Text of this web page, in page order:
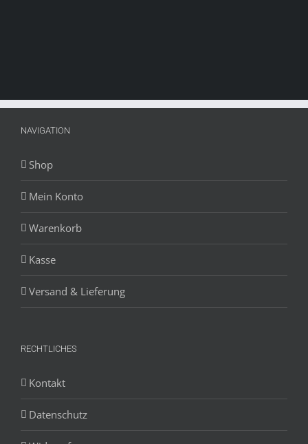
NAVIGATION
Shop
Mein Konto
Warenkorb
Kasse
Versand & Lieferung
RECHTLICHES
Kontakt
Datenschutz